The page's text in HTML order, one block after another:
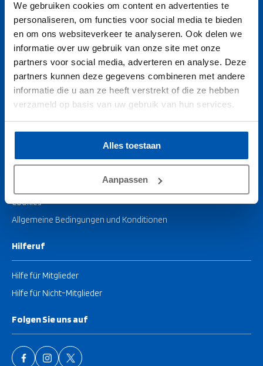
We gebruiken cookies om content en advertenties te
personaliseren, om functies voor social media te bieden
en om ons websiteverkeer te analyseren. Ook delen we
informatie over uw gebruik van onze site met onze
partners voor social media, adverteren en analyse. Deze
partners kunnen deze gegevens combineren met andere
informatie die u aan ze heeft verstrekt of die ze hebben
verzameld op basis van uw gebruik van hun services.
Alles toestaan
Aanpassen
Über Vaarzeker
Ein Stützpunkt werden
Häufig gestellte Fragen
Nachrichten/Blog
Vergleichen Sie
Anmeldung für Mitglieder
Erklärung zum Datenschutz
Cookies
Allgemeine Bedingungen und Konditionen
Hilferuf
Hilfe für Mitglieder
Hilfe für Nicht-Mitglieder
Folgen Sie uns auf